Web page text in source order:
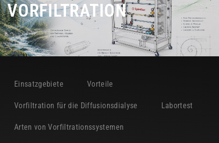
VORFILTRATION
Einsatzgebiete Vorteile
Vorfiltration für die Diffusionsdialyse Labortest
Arten von Vorfiltrationssystemen